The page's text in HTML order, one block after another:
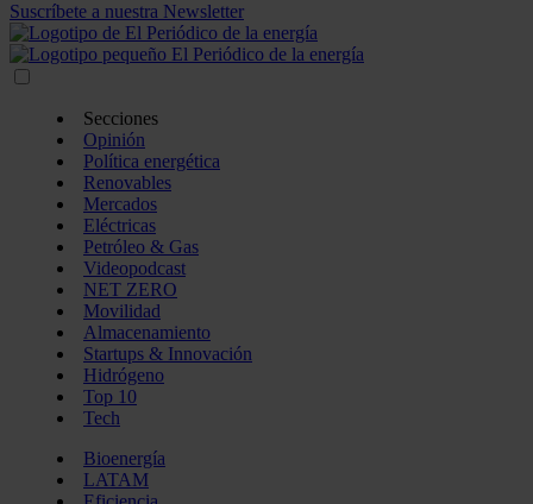
Suscríbete a nuestra Newsletter
Secciones
Opinión
Política energética
Renovables
Mercados
Eléctricas
Petróleo & Gas
Videopodcast
NET ZERO
Movilidad
Almacenamiento
Startups & Innovación
Hidrógeno
Top 10
Tech
Bioenergía
LATAM